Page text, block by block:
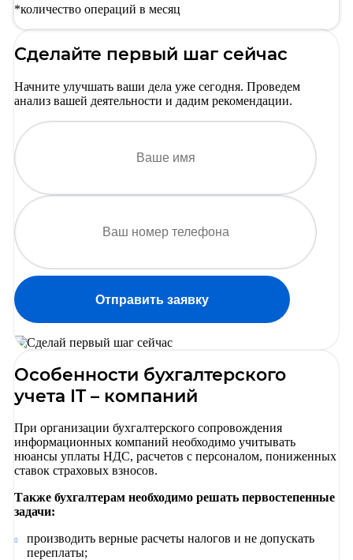
*количество операций в месяц
Сделайте первый шаг сейчас
Начните улучшать ваши дела уже сегодня. Проведем
анализ вашей деятельности и дадим рекомендации.
Отправить заявку
Особенности бухгалтерского
учета IT – компаний
При организации бухгалтерского сопровождения
информационных компаний необходимо учитывать
нюансы уплаты НДС, расчетов с персоналом, пониженных
ставок страховых взносов.
Также бухгалтерам необходимо решать первостепенные
задачи:
производить верные расчеты налогов и не допускать
переплаты;